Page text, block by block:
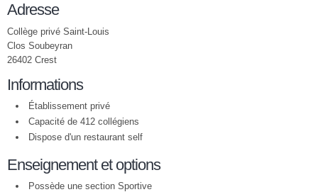
Adresse
Collège privé Saint-Louis
Clos Soubeyran
26402 Crest
Informations
Établissement privé
Capacité de 412 collégiens
Dispose d'un restaurant self
Enseignement et options
Possède une section Sportive